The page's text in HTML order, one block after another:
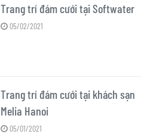
Trang trí đám cưới tại Softwater
05/02/2021
Trang trí đám cưới tại khách sạn
Melia Hanoi
05/01/2021